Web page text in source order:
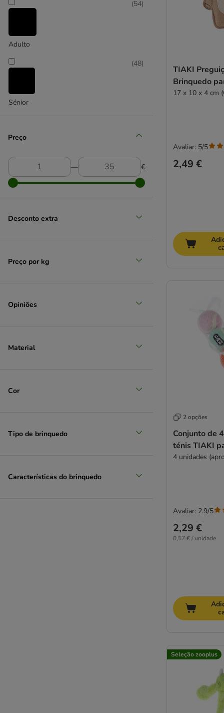
Seleção zooplus
Adulto
(54)
Sénior
(48)
Preço
― €
Desconto extra
Preço por kg
Opiniões
Material
Cor
Tipo de brinquedo
Características do brinquedo
TIAKI
Brinquedo
17 x 10 x 4 cm
2,49 €
Avaliar: 5/5
2 opções
Conjunto de
ténis TIAKI
4 unidades
2,29 €
0,57 € / unidade
Avaliar: 2.9/5
Seleção zooplus